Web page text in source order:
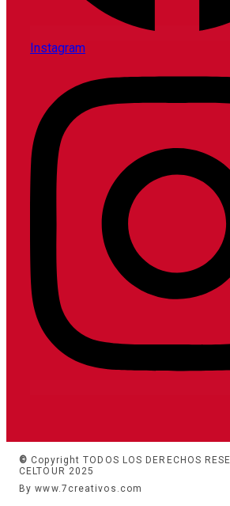
Instagram
© Copyright TODOS LOS DERECHOS
CELTOUR 2025
By www.7creativos.com